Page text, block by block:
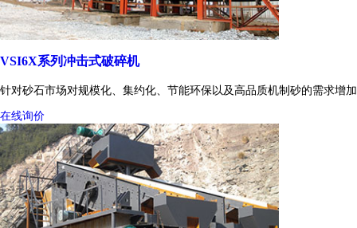
VSI6X系列冲击式破碎机
针对砂石市场对规模化、集约化、节能环保以及高品质机制砂的需求增加
在线询价